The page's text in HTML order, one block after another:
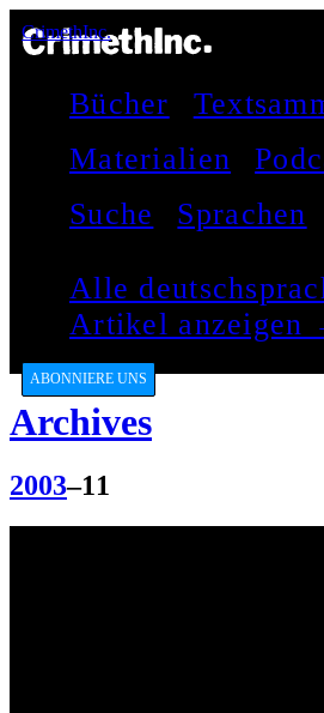
CrimethInc.
Bücher
Materialien
Suche
Sprachen
Alle
Artikel anzeigen
ABONNIERE UNS
Archives
2003–11